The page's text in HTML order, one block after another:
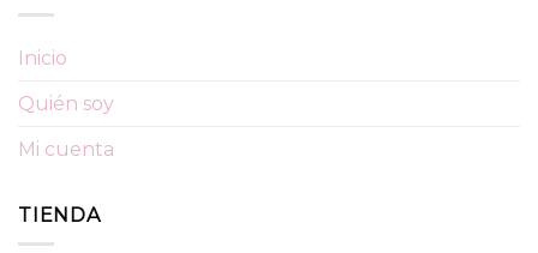
Inicio
Quién soy
Mi cuenta
TIENDA